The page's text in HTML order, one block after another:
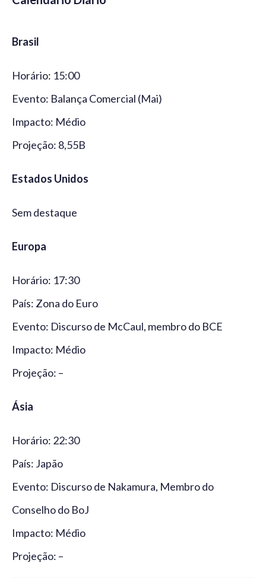
Brasil
Horário: 15:00
Evento: Balança Comercial (Mai)
Impacto: Médio
Projeção: 8,55B
Estados Unidos
Sem destaque
Europa
Horário: 17:30
País: Zona do Euro
Evento: Discurso de McCaul, membro do BCE
Impacto: Médio
Projeção: –
Ásia
Horário: 22:30
País: Japão
Evento: Discurso de Nakamura, Membro do
Conselho do BoJ
Impacto: Médio
Projeção: –